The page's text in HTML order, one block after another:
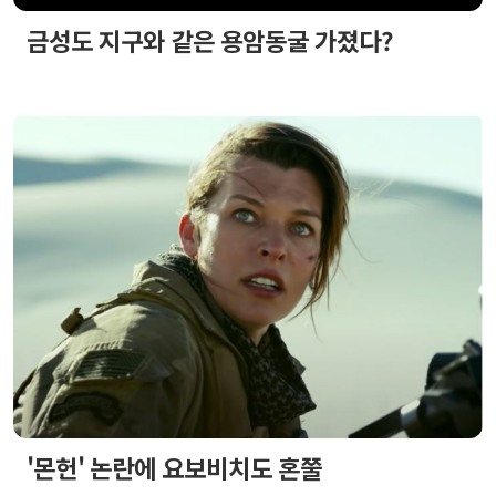
금성도 지구와 같은 용암동굴 가졌다?
'몬헌' 논란에 요보비치도 혼쭐